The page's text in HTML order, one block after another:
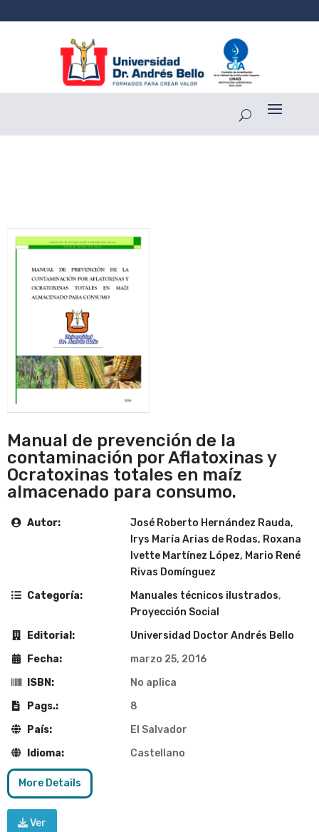
Manual de prevención de la
contaminación por Aflatoxinas y
Ocratoxinas totales en maíz
almacenado para consumo.
Autor:
José Roberto Hernández Rauda,
Irys María Arias de Rodas, Roxana
Ivette Martínez López, Mario René
Rivas Domínguez
Categoría:
Manuales técnicos ilustrados,
Proyección Social
Editorial:
Universidad Doctor Andrés Bello
Fecha:
marzo 25, 2016
ISBN:
No aplica
Pags.:
8
País:
El Salvador
Idioma:
Castellano
More Details
Ver